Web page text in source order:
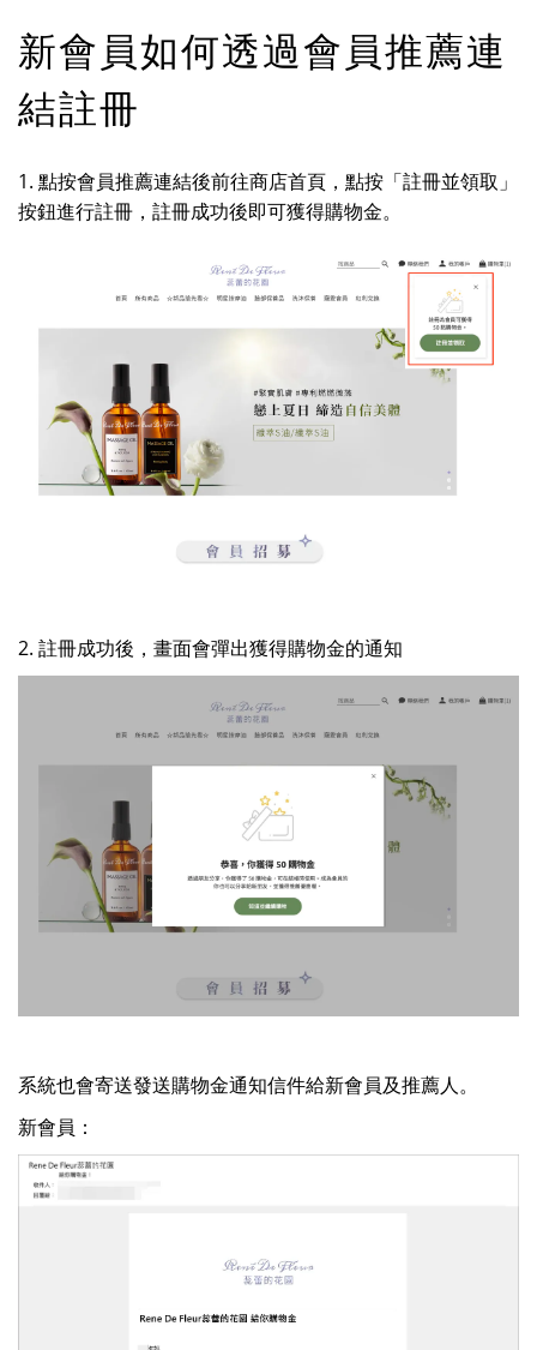
新會員如何透過會員推薦連
結註冊
1. 點按會員推薦連結後前往商店首頁，點按「註冊並領取」
按鈕進行註冊，註冊成功後即可獲得購物金。
2. 註冊成功後，畫面會彈出獲得購物金的通知
系統也會寄送發送購物金通知信件給新會員及推薦人。
新會員：